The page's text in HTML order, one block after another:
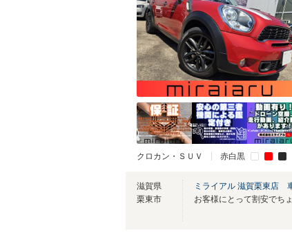
クロカン・ＳＵＶ 赤白黒
滋賀県
栗東市
ミライアル 滋賀栗東店